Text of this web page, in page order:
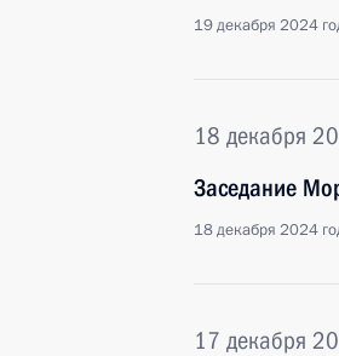
19 декабря 2024
18 декабря
Заседание
18 декабря 2024
17 декабря